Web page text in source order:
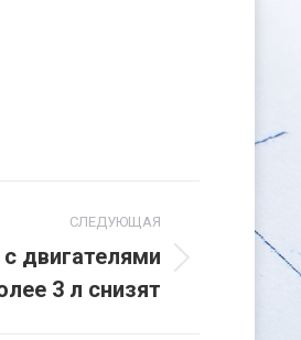
СЛЕДУЮЩАЯ
двигателями
3 л снизят